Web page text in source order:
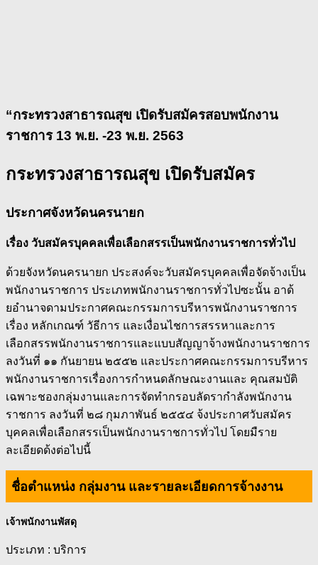
“กระทรวงสาธารณสุข เปิดรับสมัครสอบพนักงาน
ราชการ 13 พ.ย. -23 พ.ย. 2563
กระทรวงสาธารณสุข เปิดรับสมัคร
ประกาศจังหวัดนครนายก
เรื่อง วับสมัครบุคคลเพื่อเลือกสรรเป็นพนักงานราชการทั่วไป
ด้วยจังหวัดนครนายก ประสงค์จะวับสมัครบุคคลเพื่อจัดจ้างเป็น
พนักงานราชการ ประเภทพนักงานราชการทั่วไปซะนั้น อาด้
ยอำนาจดามประกาศคณะกรรมการบรีหารพนักงานราชการ
เรื่อง หลักเกณฑ์ วัธีการ และเงื่อนไชการสรรหาและการ
เลือกสรรพนักงานราชการและแบบสัญญาจ้างพนักงานราชการ
ลงวันที่ ๑๑ กันยายน ๒๕๕๒ และประกาศคณะกรรมการบรีหาร
พนักงานราชการเรื่องการกำหนดลักษณะงานและ คุณสมบัติ
เฉพาะชองกลุ่มงานและการจัดทำกรอบลัดรากำลังพนักงาน
ราชการ ลงวันที่ ๒๘ กุมภาพันธ์ ๒๕๕๔ จ้งประกาศวับสมัคร
บุคคลเพื่อเลือกสรรเป็นพนักงานราชการทั่วไป โดยมืราย
ละเอียดด้งต่อไปนี้
ชื่อตำแหน่ง กลุ่มงาน และรายละเอียดการจ้างงาน
เจ้าพนักงานพัสดุ
ประเภท : บริการ